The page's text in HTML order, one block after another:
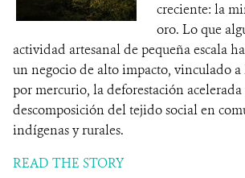
creciente: la
oro. Lo que
actividad artesanal de pequeña escala
un negocio de alto impacto, vinculado
por mercurio, la deforestación acelerada
descomposición del tejido social en
indígenas y rurales.
READ THE STORY